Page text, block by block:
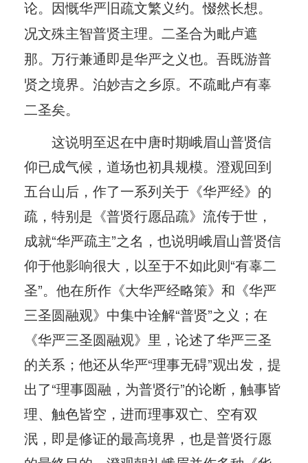
论。因慨华严旧疏文繁义约。惙然长想。
况文殊主智普贤主理。二圣合为毗卢遮
那。万行兼通即是华严之义也。吾既游普
贤之境界。泊妙吉之乡原。不疏毗卢有辜
二圣矣。
这说明至迟在中唐时期峨眉山普贤信
仰已成气候，道场也初具规模。澄观回到
五台山后，作了一系列关于《华严经》的
疏，特别是《普贤行愿品疏》流传于世，
成就“华严疏主”之名，也说明峨眉山普贤信
仰于他影响很大，以至于不如此则“有辜二
圣”。他在所作《大华严经略策》和《华严
三圣圆融观》中集中诠解“普贤”之义；在
《华严三圣圆融观》里，论述了华严三圣
的关系；他还从华严“理事无碍”观出发，提
出了“理事圆融，为普贤行”的论断，触事皆
理、触色皆空，进而理事双亡、空有双
泯，即是修证的最高境界，也是普贤行愿